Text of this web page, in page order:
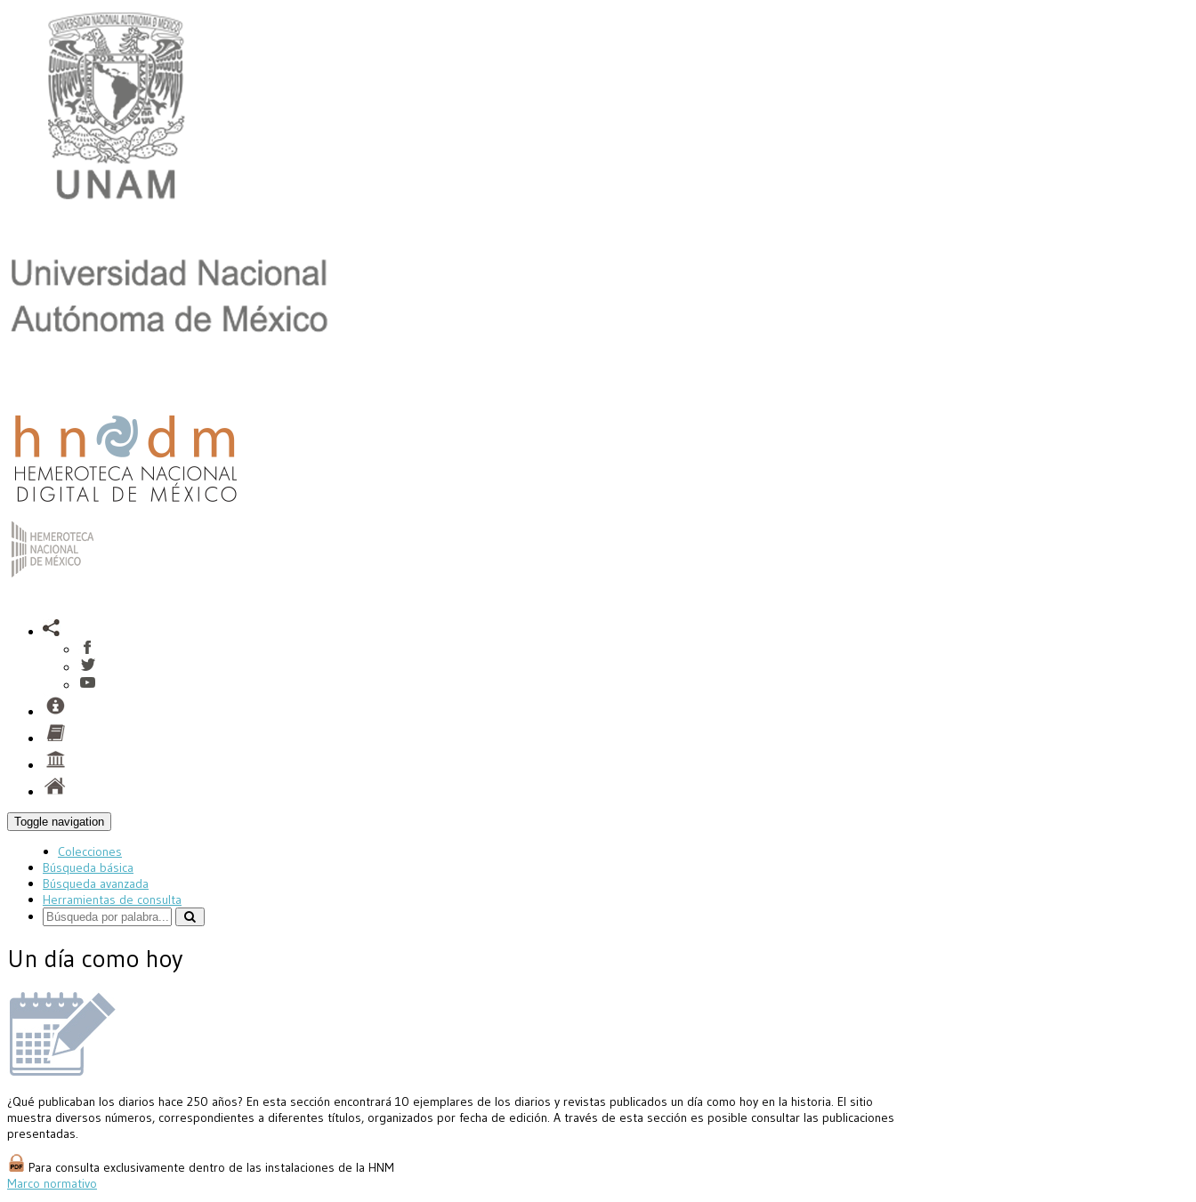
Toggle navigation
Colecciones
Búsqueda básica
Búsqueda avanzada
Herramientas de consulta
Un día como hoy
¿Qué publicaban los diarios hace 250 años? En esta sección encontrará 10 ejemplares de los diarios y revistas publicados un día como hoy en la historia. El sitio
muestra diversos números, correspondientes a diferentes títulos, organizados por fecha de edición. A través de esta sección es posible consultar las publicaciones
presentadas.
Para consulta exclusivamente dentro de las instalaciones de la HNM
Marco normativo